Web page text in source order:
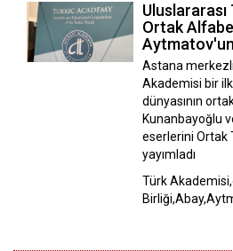
Ortak
Astana
Akademisi bir
dünyasının
Kunanbayoğlu
eserlerini Ortak
yayımladı
Türk